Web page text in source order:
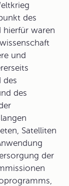
des
hierfür waren
und
des
des
Satelliten
der